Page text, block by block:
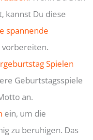
kannst Du diese
spannende
vorbereiten.
Spielen
Geburtstagsspiele
an.
ein, um die
zu beruhigen. Das